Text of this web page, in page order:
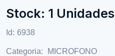
Stock: 1 Unidades
Id: 6938
Categoria: MICROFONO